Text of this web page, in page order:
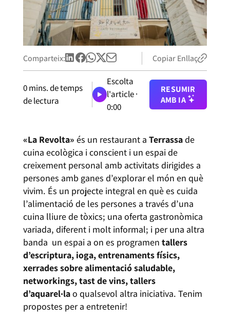
Comparteix: Copiar Enllaç
0mins. de temps
de lectura
Escolta
l'article ·
0:00
RESUMIR
AMB IA
«La Revolta» és un restaurant a Terrassade
cuina ecològica i conscient i un espai de
creixement personal amb activitats dirigides a
persones amb ganes d’explorar el món en què
vivim. És un projecte integral en què es cuida
l’alimentació de les persones a través d’una
cuina lliure de tòxics; una oferta gastronòmica
variada, diferent i molt informal; i per una altra
banda un espai a on es programen tallers
d’escriptura, ioga, entrenaments físics,
xerrades sobre alimentació saludable,
networkings, tast de vins, tallers
d’aquarel·lao qualsevol altra iniciativa. Tenim
propostes per a entretenir!